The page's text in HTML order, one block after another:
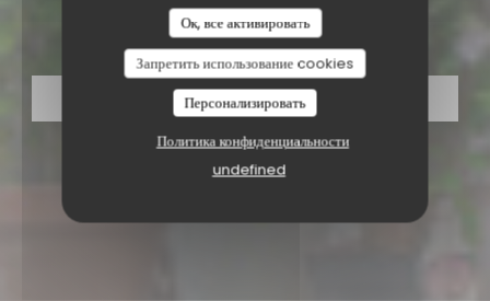
Ок, все активировать
Запретить использование cookies
Персонализировать
Политика конфиденциальности
undefined
La Cantina Liège
ЗАБРОНИРОВАТЬ СТОЛИК